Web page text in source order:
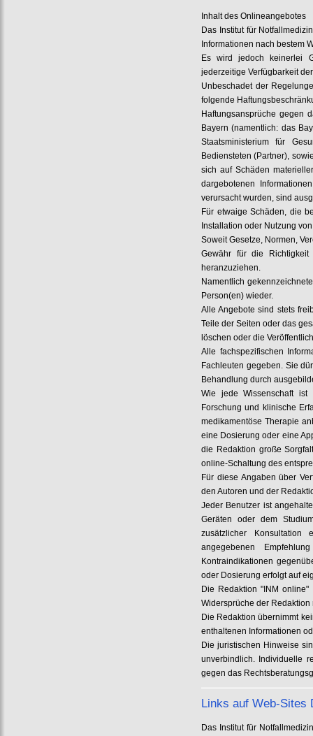
Inhalt des Onlineangebotes
Das Institut für
Informationen nach bestem
Es wird jedoch keinerlei
jederzeitige Verfügbarkeit
Unbeschadet der
folgende
Haftungsansprüche gegen
Bayern (namentlich: das
Staatsministerium für
Bediensteten (Partner),
sich auf Schäden
dargebotenen
verursacht wurden, sind
Für etwaige Schäden, die
Installation oder Nutzung
Soweit Gesetze, Normen,
Gewähr für die
heranzuziehen.
Namentlich
Person(en) wieder.
Alle Angebote sind stets
Teile der Seiten oder das
löschen oder die
Alle fachspezifischen
Fachleuten gegeben. Sie
Behandlung durch
Wie jede Wissenschaft ist
Forschung und klinische
medikamentöse Therapie
eine Dosierung oder eine
die Redaktion große
online-Schaltung des
Für diese Angaben über
den Autoren und der
Jeder Benutzer ist
Geräten oder dem
zusätzlicher
angegebenen
Kontraindikationen
oder Dosierung erfolgt auf
Die Redaktion "INM
Widersprüche der Redaktion
Die Redaktion übernimmt
enthaltenen Informationen
Die juristischen Hinweise
unverbindlich. Individuelle
gegen das
Links auf Web-Sites
Das Institut für